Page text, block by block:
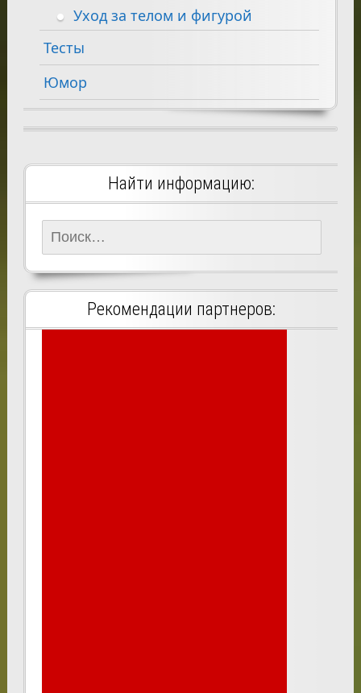
Уход за телом и фигурой
Тесты
Юмор
Найти информацию:
Найти:
Рекомендации партнеров: